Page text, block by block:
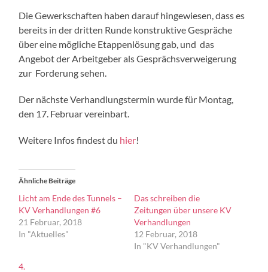
Die Gewerkschaften haben darauf hingewiesen, dass es
bereits in der dritten Runde konstruktive Gespräche
über eine mögliche Etappenlösung gab, und das
Angebot der Arbeitgeber als Gesprächsverweigerung
zur Forderung sehen.
Der nächste Verhandlungstermin wurde für Montag,
den 17. Februar vereinbart.
Weitere Infos findest du hier!
Ähnliche Beiträge
Licht am Ende des Tunnels –
KV Verhandlungen #6
21 Februar, 2018
In "Aktuelles"
Das schreiben die
Zeitungen über unsere KV
Verhandlungen
12 Februar, 2018
In "KV Verhandlungen"
4.